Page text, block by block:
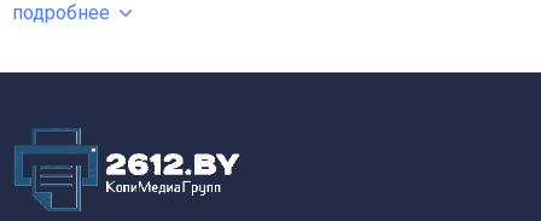
подробнее